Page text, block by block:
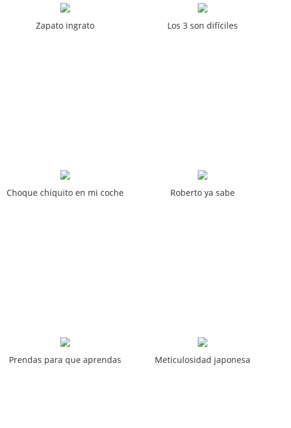
Zapato ingrato Los 3 son difíciles
Choque chiquito en mi coche Roberto ya sabe
Prendas para que aprendas Meticulosidad japonesa